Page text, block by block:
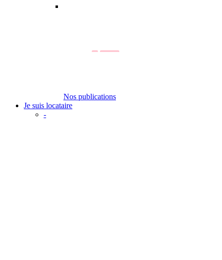
Nos publications
Je suis locataire
-